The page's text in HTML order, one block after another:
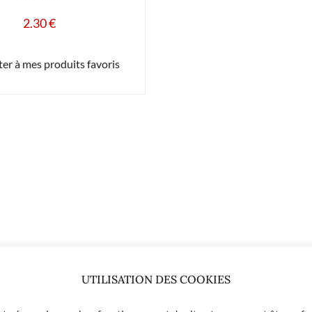
2.30€
à mes produits favoris
UTILISATION DES COOKIES